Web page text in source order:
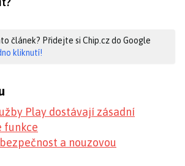
článek? Přidejte si Chip.cz do Google
kliknutí!
Play dostávají zásadní
funkce
a nouzovou